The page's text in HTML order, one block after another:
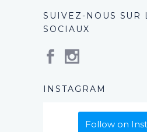
SUIVEZ-NOUS SUR
SOCIAUX
INSTAGRAM
Follow on